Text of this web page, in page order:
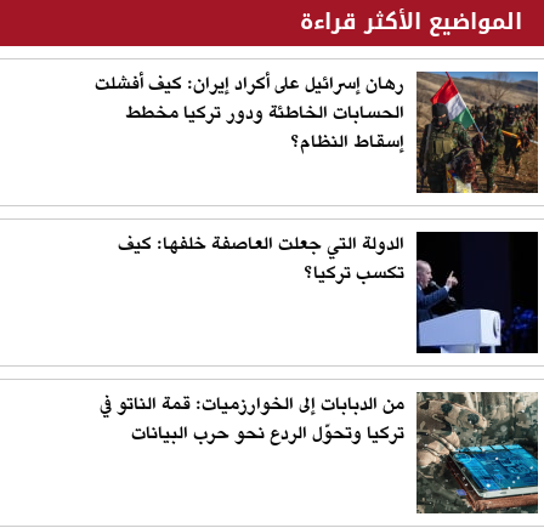
المواضيع الأكثر قراءة
رهان إسرائيل على أكراد إيران: كيف أفشلت
الحسابات الخاطئة ودور تركيا مخطط
إسقاط النظام؟
الدولة التي جعلت العاصفة خلفها: كيف
تكسب تركيا؟
من الدبابات إلى الخوارزميات: قمة الناتو في
تركيا وتحوّل الردع نحو حرب البيانات